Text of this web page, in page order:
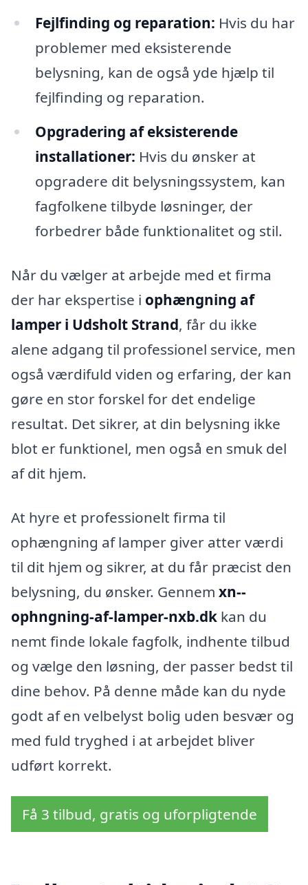
Fejlfinding og reparation: Hvis du har
problemer med eksisterende
belysning, kan de også yde hjælp til
fejlfinding og reparation.
Opgradering af eksisterende
installationer: Hvis du ønsker at
opgradere dit belysningssystem, kan
fagfolkene tilbyde løsninger, der
forbedrer både funktionalitet og stil.
Når du vælger at arbejde med et firma
der har ekspertise i ophængning af
lamper i Udsholt Strand, får du ikke
alene adgang til professionel service, men
også værdifuld viden og erfaring, der kan
gøre en stor forskel for det endelige
resultat. Det sikrer, at din belysning ikke
blot er funktionel, men også en smuk del
af dit hjem.
At hyre et professionelt firma til
ophængning af lamper giver atter værdi
til dit hjem og sikrer, at du får præcist den
belysning, du ønsker. Gennem xn--
ophngning-af-lamper-nxb.dk kan du
nemt finde lokale fagfolk, indhente tilbud
og vælge den løsning, der passer bedst til
dine behov. På denne måde kan du nyde
godt af en velbelyst bolig uden besvær og
med fuld tryghed i at arbejdet bliver
udført korrekt.
Få 3 tilbud, gratis og uforpligtende